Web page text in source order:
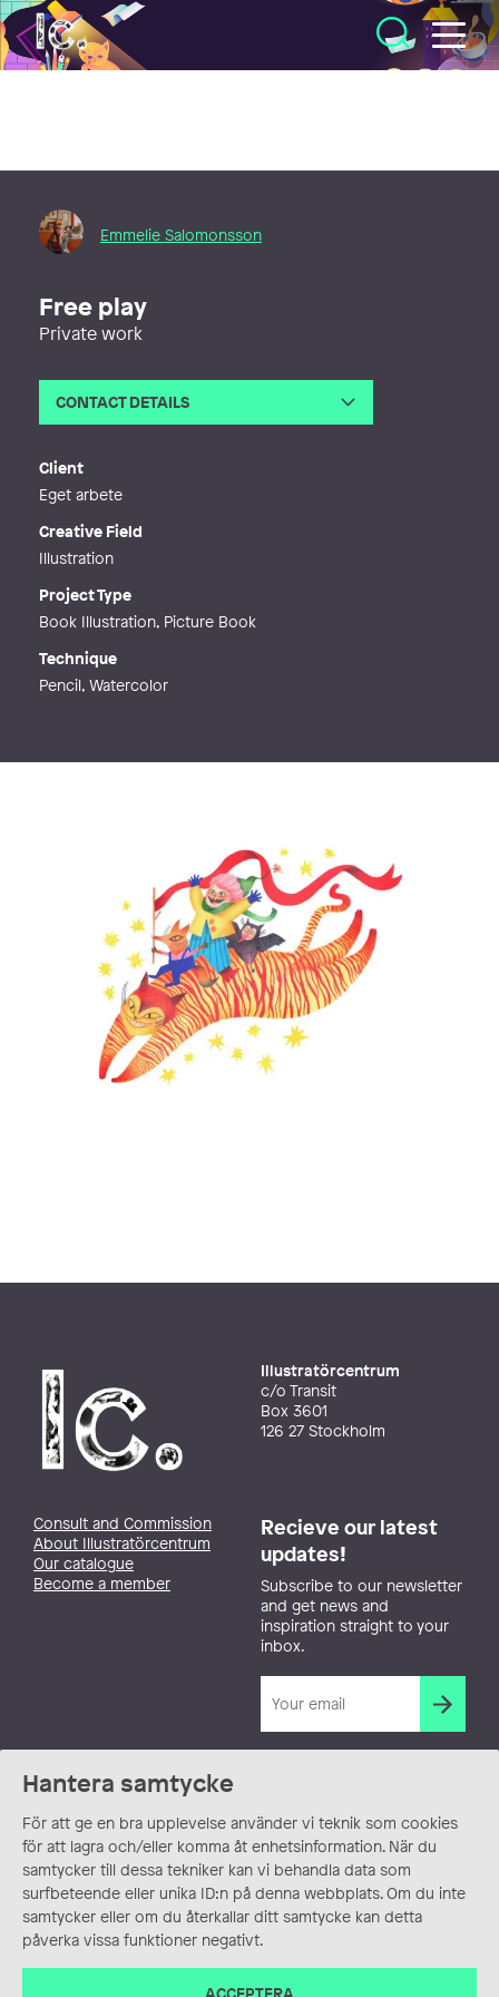
Hantera samtycke
För att ge en bra upplevelse använder vi teknik som cookies
för att lagra och/eller komma åt enhetsinformation. När du
samtycker till dessa tekniker kan vi behandla data som
surfbeteende eller unika ID:n på denna webbplats. Om du inte
samtycker eller om du återkallar ditt samtycke kan detta
påverka vissa funktioner negativt.
ACCEPTERA
Illustratörcentrum
Emmelie Salomonsson
Free play
Private work
CONTACT DETAILS
Web
Client
Eget arbete
Creative Field
Illustration
Project Type
Book Illustration, Picture Book
Technique
Pencil, Watercolor
Illustratörcentrum
c/o Transit
Box 3601
126 27 Stockholm
Consult and Commission
About Illustratörcentrum
Our catalogue
Become a member
Recieve our latest
updates!
Subscribe to our newsletter
and get news and
inspiration straight to your
inbox.